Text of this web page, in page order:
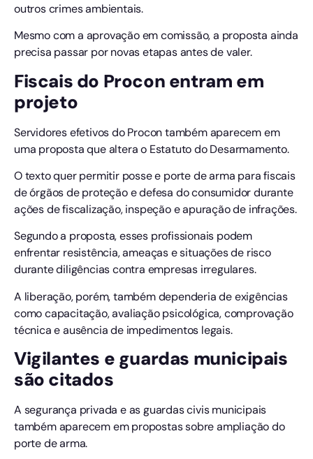
outros crimes ambientais.
Mesmo com a aprovação em comissão, a proposta ainda
precisa passar por novas etapas antes de valer.
Fiscais do Procon entram em
projeto
Servidores efetivos do Procon também aparecem em
uma proposta que altera o Estatuto do Desarmamento.
O texto quer permitir posse e porte de arma para fiscais
de órgãos de proteção e defesa do consumidor durante
ações de fiscalização, inspeção e apuração de infrações.
Segundo a proposta, esses profissionais podem
enfrentar resistência, ameaças e situações de risco
durante diligências contra empresas irregulares.
A liberação, porém, também dependeria de exigências
como capacitação, avaliação psicológica, comprovação
técnica e ausência de impedimentos legais.
Vigilantes e guardas municipais
são citados
A segurança privada e as guardas civis municipais
também aparecem em propostas sobre ampliação do
porte de arma.